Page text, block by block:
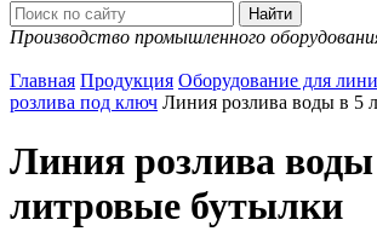
Производство промышленного
Главная Продукция Оборудование для
розлива под ключ Линия розлива воды в 5
Линия розлива
литровые бутылки